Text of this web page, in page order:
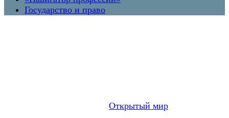
Государство и право
Открытый мир